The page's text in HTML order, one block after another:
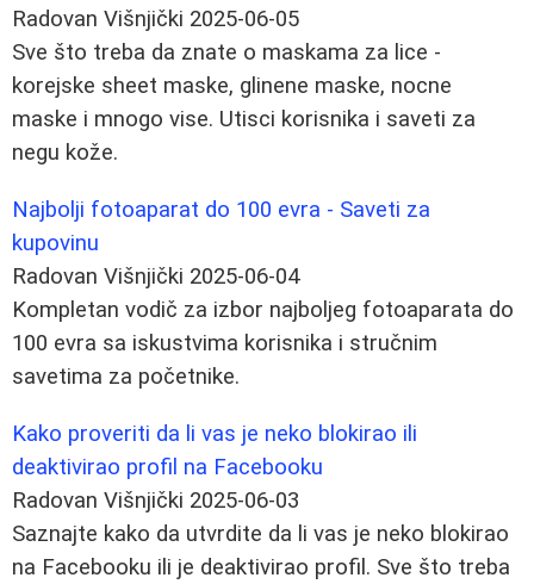
Radovan Višnjički 2025-06-05
Sve što treba da znate o maskama za lice -
korejske sheet maske, glinene maske, nocne
maske i mnogo vise. Utisci korisnika i saveti za
negu kože.
Najbolji fotoaparat do 100 evra - Saveti za
kupovinu
Radovan Višnjički 2025-06-04
Kompletan vodič za izbor najboljeg fotoaparata do
100 evra sa iskustvima korisnika i stručnim
savetima za početnike.
Kako proveriti da li vas je neko blokirao ili
deaktivirao profil na Facebooku
Radovan Višnjički 2025-06-03
Saznajte kako da utvrdite da li vas je neko blokirao
na Facebooku ili je deaktivirao profil. Sve što treba